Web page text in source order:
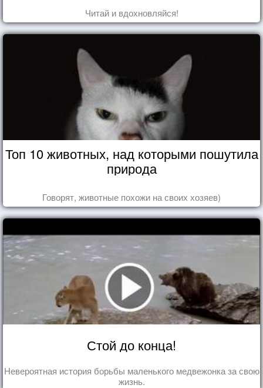
Читай и вдохновляйся!
Топ 10 животных, над которыми пошутила
природа
Говорят, животные похожи на своих хозяев)
Стой до конца!
Невероятная история борьбы маленького медвежонка за свою
жизнь.